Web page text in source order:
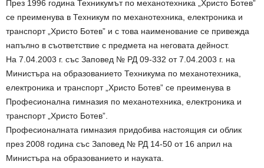
През 1996 година Техникумът по механотехника „Христо Ботев”
се преименува в Техникум по механотехника, електроника и
транспорт „Христо Ботев” и с това наименование се привежда
напълно в съответствие с предмета на неговата дейност.
На 7.04.2003 г. със Заповед № РД 09-332 от 7.04.2003 г. на
Министъра на образованието Техникума по механотехника,
електроника и транспорт „Христо Ботев” се преименува в
Професионална гимназия по механотехника, електроника и
транспорт „Христо Ботев”.
Професионалната гимназия придобива настоящия си облик
през 2008 година със Заповед № РД 14-50 от 16 април на
Министъра на образованието и науката.